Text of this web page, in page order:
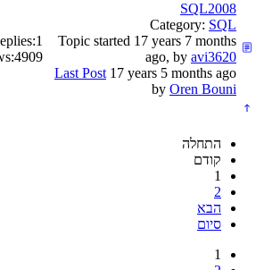
SQL2008
Category: SQL
Topic started 17 years 7 months
ago, by avi3620
Last Post 17 years 5 months ago
by Oren Bouni
1
4909
התחלה
קודם
1
2
הבא
סיום
1